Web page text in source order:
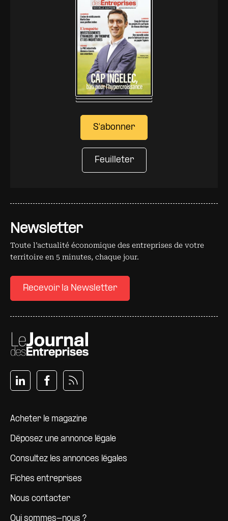
Newsletter
Toute l’actualité économique des entreprises de votre
territoire en 5 minutes, chaque jour.
Recevoir la Newsletter
Pied de page
Acheter le magazine
Déposez une annonce légale
Consultez les annonces légales
Fiches entreprises
Nous contacter
Qui sommes-nous ?
S'abonner
Feuilleter